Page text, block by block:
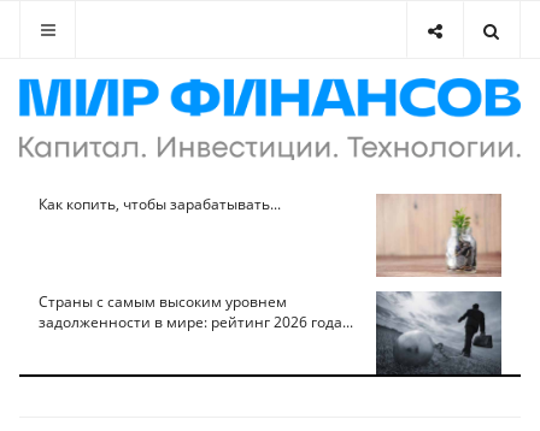
Как копить, чтобы зарабатывать...
Страны с самым высоким уровнем
задолженности в мире: рейтинг 2026 года...